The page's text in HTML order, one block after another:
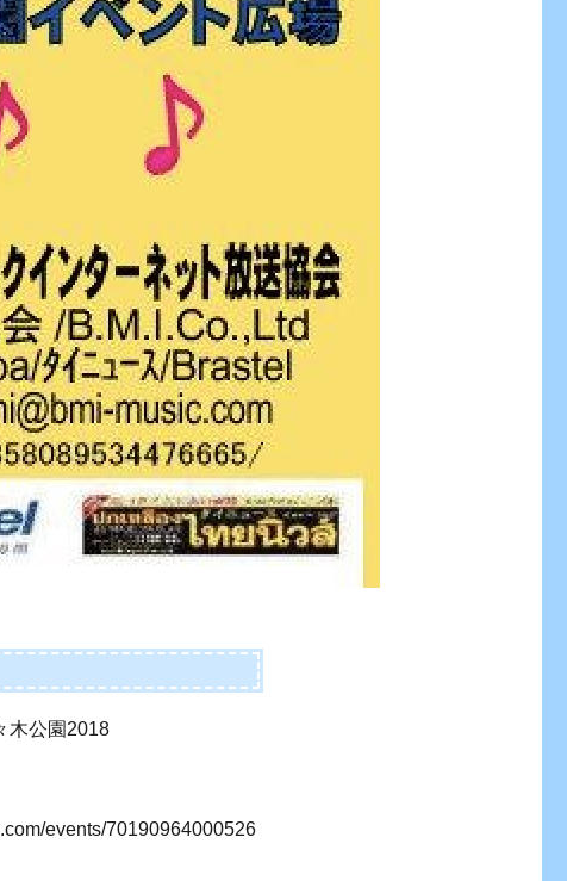
木公園2018
events/70190964000526